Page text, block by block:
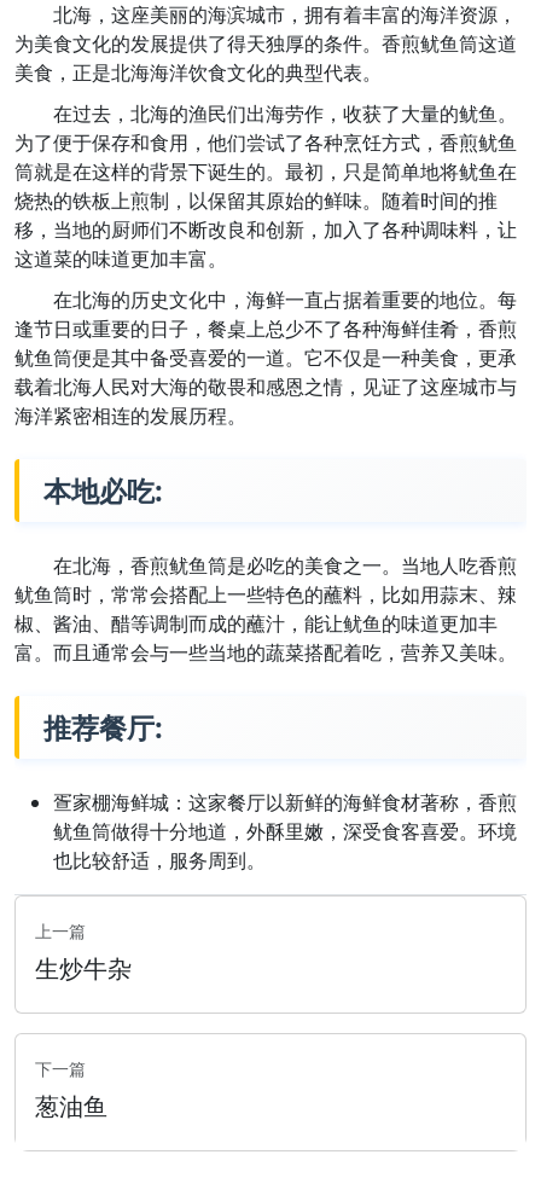
北海，这座美丽的海滨城市，拥有着丰富的海洋资源，
为美食文化的发展提供了得天独厚的条件。香煎鱿鱼筒这道
美食，正是北海海洋饮食文化的典型代表。
在过去，北海的渔民们出海劳作，收获了大量的鱿鱼。
为了便于保存和食用，他们尝试了各种烹饪方式，香煎鱿鱼
筒就是在这样的背景下诞生的。最初，只是简单地将鱿鱼在
烧热的铁板上煎制，以保留其原始的鲜味。随着时间的推
移，当地的厨师们不断改良和创新，加入了各种调味料，让
这道菜的味道更加丰富。
在北海的历史文化中，海鲜一直占据着重要的地位。每
逢节日或重要的日子，餐桌上总少不了各种海鲜佳肴，香煎
鱿鱼筒便是其中备受喜爱的一道。它不仅是一种美食，更承
载着北海人民对大海的敬畏和感恩之情，见证了这座城市与
海洋紧密相连的发展历程。
本地必吃:
在北海，香煎鱿鱼筒是必吃的美食之一。当地人吃香煎
鱿鱼筒时，常常会搭配上一些特色的蘸料，比如用蒜末、辣
椒、酱油、醋等调制而成的蘸汁，能让鱿鱼的味道更加丰
富。而且通常会与一些当地的蔬菜搭配着吃，营养又美味。
推荐餐厅:
疍家棚海鲜城：这家餐厅以新鲜的海鲜食材著称，香煎
鱿鱼筒做得十分地道，外酥里嫩，深受食客喜爱。环境
也比较舒适，服务周到。
上一篇
生炒牛杂
下一篇
葱油鱼